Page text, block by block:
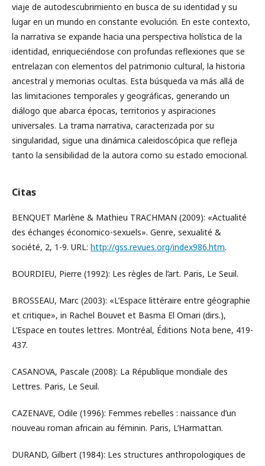
viaje de autodescubrimiento en busca de su identidad y su
lugar en un mundo en constante evolución. En este contexto,
la narrativa se expande hacia una perspectiva holística de la
identidad, enriqueciéndose con profundas reflexiones que se
entrelazan con elementos del patrimonio cultural, la historia
ancestral y memorias ocultas. Esta búsqueda va más allá de
las limitaciones temporales y geográficas, generando un
diálogo que abarca épocas, territorios y aspiraciones
universales. La trama narrativa, caracterizada por su
singularidad, sigue una dinámica caleidoscópica que refleja
tanto la sensibilidad de la autora como su estado emocional.
Citas
BENQUET Marlène & Mathieu TRACHMAN (2009): «Actualité
des échanges économico-sexuels». Genre, sexualité &
société, 2, 1-9. URL: http://gss.revues.org/index986.htm.
BOURDIEU, Pierre (1992): Les règles de l’art. Paris, Le Seuil.
BROSSEAU, Marc (2003): «L’Espace littéraire entre géographie
et critique», in Rachel Bouvet et Basma El Omari (dirs.),
L’Espace en toutes lettres. Montréal, Éditions Nota bene, 419-
437.
CASANOVA, Pascale (2008): La République mondiale des
Lettres. Paris, Le Seuil.
CAZENAVE, Odile (1996): Femmes rebelles : naissance d’un
nouveau roman africain au féminin. Paris, L’Harmattan.
DURAND, Gilbert (1984): Les structures anthropologiques de